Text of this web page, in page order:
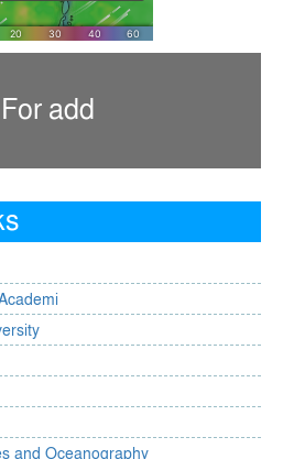
For add
and Oceanography